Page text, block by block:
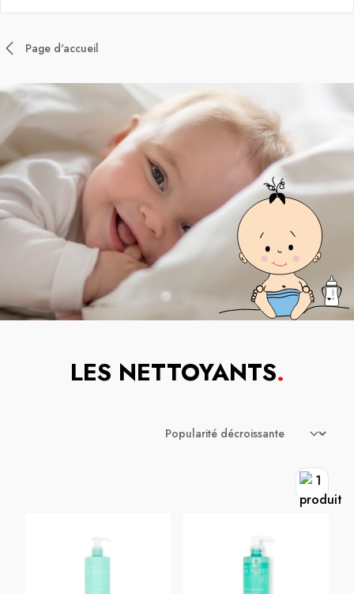
Page d'accueil
LES NETTOYANTS.